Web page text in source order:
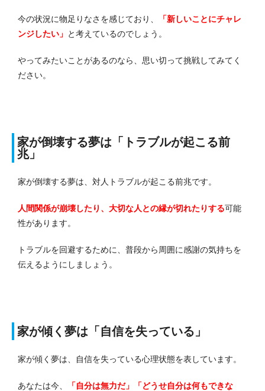
今の状況に物足りなさを感じており、
「新しいことにチャレ
ンジしたい」 と考えているのでしょう。
やってみたいことがあるのなら、思い切って挑戦してみてく
ださい。
家が倒壊する夢は「トラブルが起こる前
兆」
家が倒壊する夢は、対人トラブルが起こる前兆です。
人間関係が崩壊したり、大切な人との縁が切れたりする可能
性があります。
トラブルを回避するために、普段から周囲に感謝の気持ちを
伝えるようにしましょう。
家が傾く夢は「自信を失っている」
家が傾く夢は、自信を失っている心理状態を表しています。
あなたは今、
「自分は無力だ」「どうせ自分は何もできな